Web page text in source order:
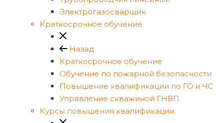
Электрогазосварщик
Краткосрочное обучение
Назад
Краткосрочное обучение
Обучение по пожарной безопасности
Повышение квалификации по ГО и ЧС
Управление скважиной ГНВП
Курсы повышения квалификации